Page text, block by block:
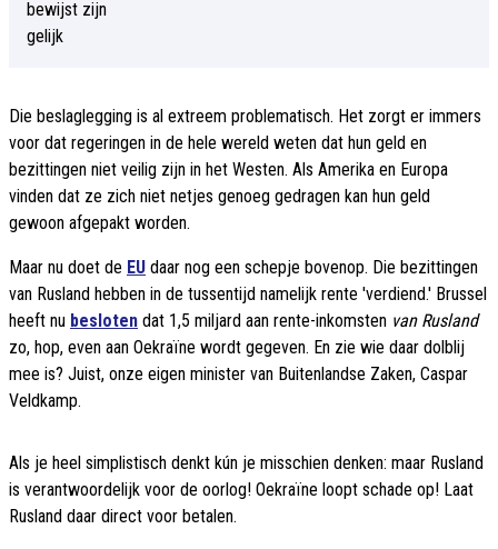
Die beslaglegging is al extreem problematisch. Het zorgt er immers
voor dat regeringen in de hele wereld weten dat hun geld en
bezittingen niet veilig zijn in het Westen. Als Amerika en Europa
vinden dat ze zich niet netjes genoeg gedragen kan hun geld
gewoon afgepakt worden.
Maar nu doet de EU daar nog een schepje bovenop. Die bezittingen
van Rusland hebben in de tussentijd namelijk rente 'verdiend.' Brussel
heeft nu besloten dat 1,5 miljard aan rente-inkomsten van Rusland
zo, hop, even aan Oekraïne wordt gegeven. En zie wie daar dolblij
mee is? Juist, onze eigen minister van Buitenlandse Zaken, Caspar
Veldkamp.
Als je heel simplistisch denkt kún je misschien denken: maar Rusland
is verantwoordelijk voor de oorlog! Oekraïne loopt schade op! Laat
Rusland daar direct voor betalen.